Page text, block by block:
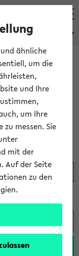
eKVV
ähnliche
um die
und Ihre
um Ihre
messen. Sie
mit der
Auf der Seite
zu den